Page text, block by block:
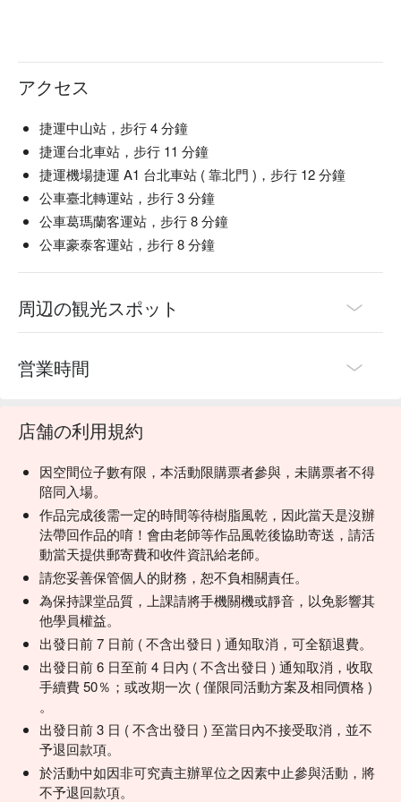
アクセス
捷運中山站，步行 4 分鐘
捷運台北車站，步行 11 分鐘
捷運機場捷運 A1 台北車站 ( 靠北門 )，步行 12 分鐘
公車臺北轉運站，步行 3 分鐘
公車葛瑪蘭客運站，步行 8 分鐘
公車豪泰客運站，步行 8 分鐘
周辺の観光スポット
営業時間
店舗の利用規約
因空間位子數有限，本活動限購票者參與，未購票者不得
陪同入場。
作品完成後需一定的時間等待樹脂風乾，因此當天是沒辦
法帶回作品的唷！會由老師等作品風乾後協助寄送，請活
動當天提供郵寄費和收件資訊給老師。
請您妥善保管個人的財務，恕不負相關責任。
為保持課堂品質，上課請將手機關機或靜音，以免影響其
他學員權益。
出發日前 7 日前 ( 不含出發日 ) 通知取消，可全額退費。
出發日前 6 日至前 4 日內 ( 不含出發日 ) 通知取消，收取
手續費 50％；或改期一次 ( 僅限同活動方案及相同價格 )
。
出發日前 3 日 ( 不含出發日 ) 至當日內不接受取消，並不
予退回款項。
於活動中如因非可究責主辦單位之因素中止參與活動，將
不予退回款項。